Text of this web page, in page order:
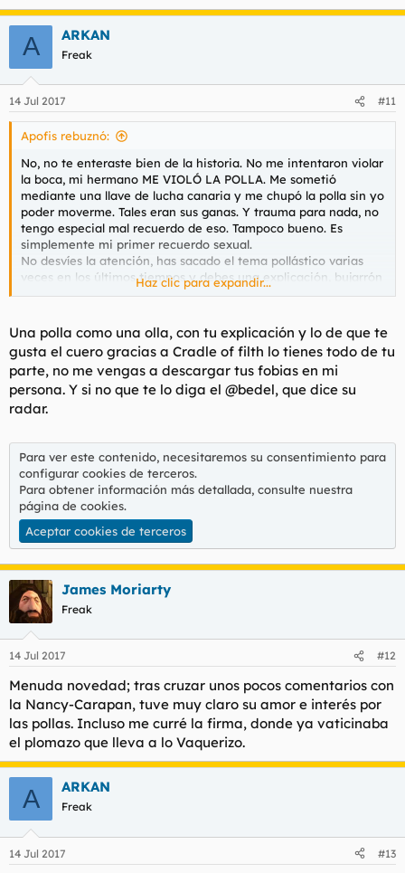
A ARKAN
Freak
14 Jul 2017 #11
Apofis rebuznó:
No, no te enteraste bien de la historia. No me intentaron violar
la boca, mi hermano ME VIOLÓ LA POLLA. Me sometió
mediante una llave de lucha canaria y me chupó la polla sin yo
poder moverme. Tales eran sus ganas. Y trauma para nada, no
tengo especial mal recuerdo de eso. Tampoco bueno. Es
simplemente mi primer recuerdo sexual.
No desvíes la atención, has sacado el tema pollástico varias
veces en los últimos tiempos y debes una explicación, bujarrón
enmascarado.
Haz clic para expandir...
Una polla como una olla, con tu explicación y lo de que te
gusta el cuero gracias a Cradle of filth lo tienes todo de tu
parte, no me vengas a descargar tus fobias en mi
persona. Y si no que te lo diga el @bedel, que dice su
radar.
Para ver este contenido, necesitaremos su consentimiento para
configurar cookies de terceros.
Para obtener información más detallada, consulte nuestra
página de cookies.
Aceptar cookies de terceros
James Moriarty
Freak
14 Jul 2017 #12
Menuda novedad; tras cruzar unos pocos comentarios con
la Nancy-Carapan, tuve muy claro su amor e interés por
las pollas. Incluso me curré la firma, donde ya vaticinaba
el plomazo que lleva a lo Vaquerizo.
A ARKAN
Freak
14 Jul 2017 #13